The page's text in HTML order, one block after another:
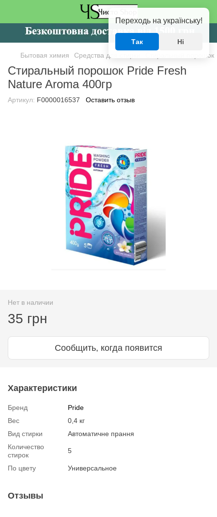
Бытовая химия Средства для стирки Стиральный порошок
Стиральный порошок Pride Fresh
Nature Aroma 400гр
Артикул: F0000016537 Оставить отзыв
Нет в наличии
35 грн
Сообщить, когда появится
Характеристики
Бренд
Pride
Вес
0,4 кг
Вид стирки
Автоматичне прання
Количество
стирок
5
По цвету Универсальное
Отзывы
Переходь на українську!
Так Ні